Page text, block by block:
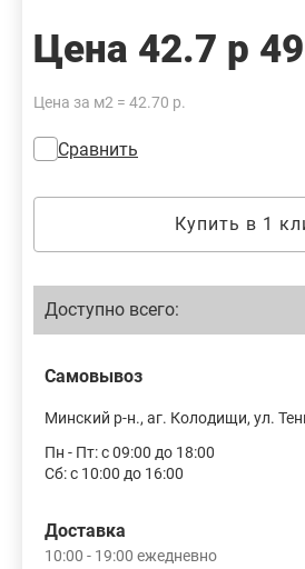
Цена 42.7 р
Цена за м2 = 42.70 р.
Сравнить
Купить в 1
Доступно всего:
Самовывоз
Минский р-н., аг. Колодищи, ул.
Пн - Пт: с 09:00 до 18:00
Сб: с 10:00 до 16:00
Доставка
10:00 - 19:00 ежедневно